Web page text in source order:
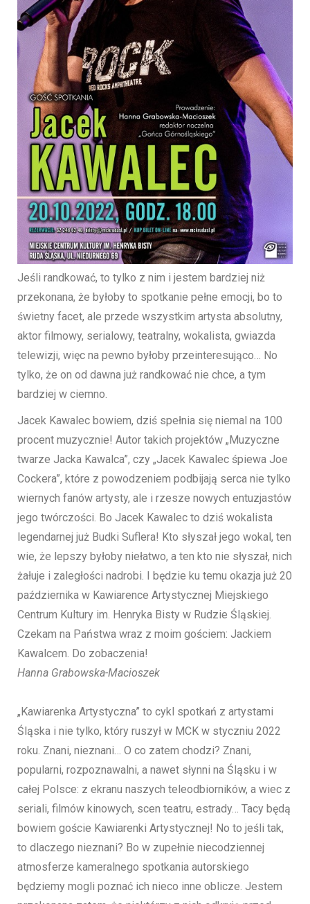
Jeśli randkować, to tylko z nim i jestem bardziej niż
przekonana, że byłoby to spotkanie pełne emocji, bo to
świetny facet, ale przede wszystkim artysta absolutny,
aktor filmowy, serialowy, teatralny, wokalista, gwiazda
telewizji, więc na pewno byłoby przeinteresująco… No
tylko, że on od dawna już randkować nie chce, a tym
bardziej w ciemno.
Jacek Kawalec bowiem, dziś spełnia się niemal na 100
procent muzycznie! Autor takich projektów „Muzyczne
twarze Jacka Kawalca”, czy „Jacek Kawalec śpiewa Joe
Cockera”, które z powodzeniem podbijają serca nie tylko
wiernych fanów artysty, ale i rzesze nowych entuzjastów
jego twórczości. Bo Jacek Kawalec to dziś wokalista
legendarnej już Budki Suflera! Kto słyszał jego wokal, ten
wie, że lepszy byłoby niełatwo, a ten kto nie słyszał, nich
żałuje i zaległości nadrobi. I będzie ku temu okazja już 20
października w Kawiarence Artystycznej Miejskiego
Centrum Kultury im. Henryka Bisty w Rudzie Śląskiej.
Czekam na Państwa wraz z moim gościem: Jackiem
Kawalcem. Do zobaczenia!
Hanna Grabowska-Macioszek
„Kawiarenka Artystyczna” to cykl spotkań z artystami
Śląska i nie tylko, który ruszył w MCK w styczniu 2022
roku. Znani, nieznani… O co zatem chodzi? Znani,
popularni, rozpoznawalni, a nawet słynni na Śląsku i w
całej Polsce: z ekranu naszych teleodbiorników, a wiec z
seriali, filmów kinowych, scen teatru, estrady… Tacy będą
bowiem goście Kawiarenki Artystycznej! No to jeśli tak,
to dlaczego nieznani? Bo w zupełnie niecodziennej
atmosferze kameralnego spotkania autorskiego
będziemy mogli poznać ich nieco inne oblicze. Jestem